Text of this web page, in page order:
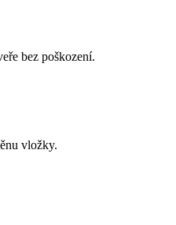
bez poškození.
vložky.